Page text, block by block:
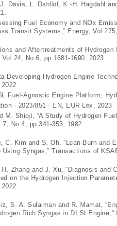
Davis, L. Dahllöf, K.-H. Hagdahl
Fuel Economy and NOx
Transit Systems,” Energy,
and Aftertreatments of
No.6, pp.1681-1690, 2023.
Developing Hydrogen Engine
Fuel-Agnostic Engine Platform;
- 2023/851 - EN, EUR-Lex, 2023
M. Shioji, “A Study of Hydrogen
No.4, pp.341-353, 1982.
C. Kim and S. Oh, “Lean-Burn
Using Syngas,” Transactions of
Zhang and J. Xu, “Diagnosis and
on the Hydrogen Injection
2022.
S. A. Sulaiman and R. Mamat,
Rich Syngas in DI SI